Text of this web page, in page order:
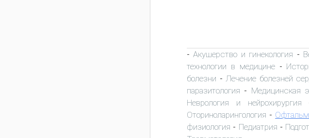
-Акушерство и гинекология -
технологии в медицине-
болезни - Лечение болезней
паразитология - Медицинская
Неврология и нейрохирургия
Оториноларингология -
физиология - Педиатрия -